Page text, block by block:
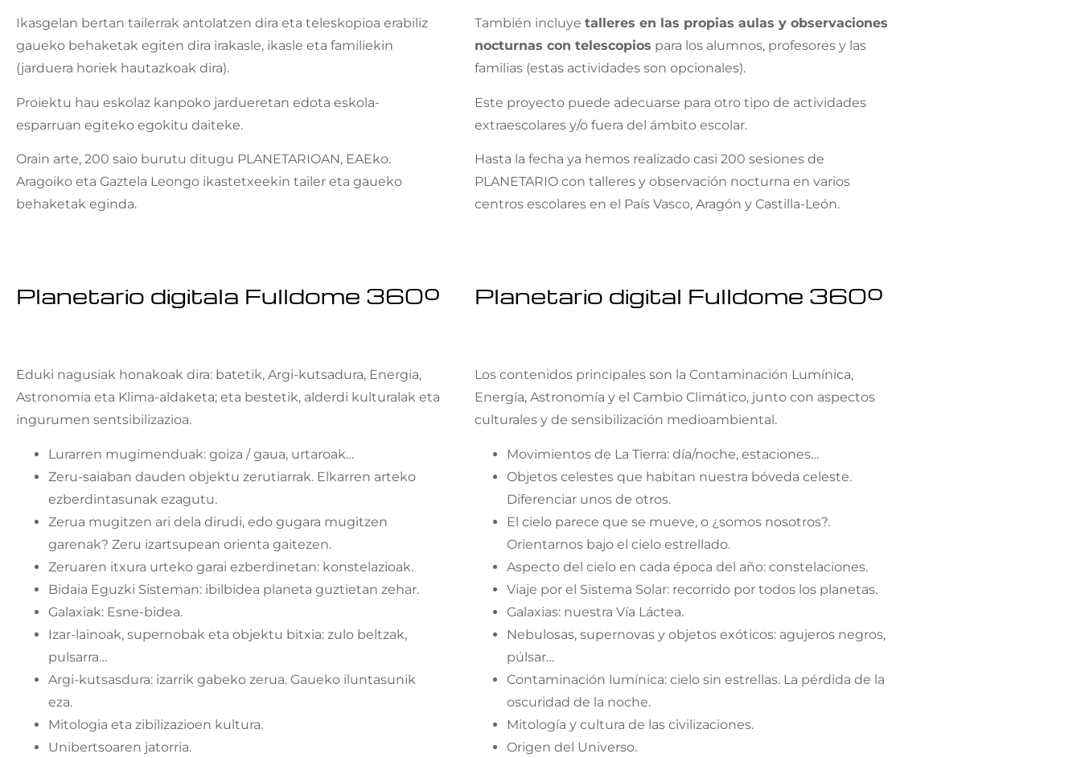
Ikasgelan bertan tailerrak antolatzen dira eta teleskopioa erabiliz
gaueko behaketak egiten dira irakasle, ikasle eta familiekin
(jarduera horiek hautazkoak dira).
Proiektu hau eskolaz kanpoko jardueretan edota eskola-
esparruan egiteko egokitu daiteke.
Orain arte, 200 saio burutu ditugu PLANETARIOAN, EAEko.
Aragoiko eta Gaztela Leongo ikastetxeekin tailer eta gaueko
behaketak eginda.
También incluye talleres en las propias aulas y observaciones
nocturnas con telescopios para los alumnos, profesores y las
familias (estas actividades son opcionales).
Este proyecto puede adecuarse para otro tipo de actividades
extraescolares y/o fuera del ámbito escolar.
Hasta la fecha ya hemos realizado casi 200 sesiones de
PLANETARIO con talleres y observación nocturna en varios
centros escolares en el País Vasco, Aragón y Castilla-León.
Planetario digitala Fulldome 360º Planetario digital Fulldome 360º
Eduki nagusiak honakoak dira: batetik, Argi-kutsadura, Energia,
Astronomia eta Klima-aldaketa; eta bestetik, alderdi kulturalak eta
ingurumen sentsibilizazioa.
Lurarren mugimenduak: goiza / gaua, urtaroak…
Zeru-saiaban dauden objektu zerutiarrak. Elkarren arteko
ezberdintasunak ezagutu.
Zerua mugitzen ari dela dirudi, edo gugara mugitzen
garenak? Zeru izartsupean orienta gaitezen.
Zeruaren itxura urteko garai ezberdinetan: konstelazioak.
Bidaia Eguzki Sisteman: ibilbidea planeta guztietan zehar.
Galaxiak: Esne-bidea.
Izar-lainoak, supernobak eta objektu bitxia: zulo beltzak,
pulsarra…
Argi-kutsasdura: izarrik gabeko zerua. Gaueko iluntasunik
eza.
Mitologia eta zibilizazioen kultura.
Unibertsoaren jatorria.
Los contenidos principales son la Contaminación Lumínica,
Energía, Astronomía y el Cambio Climático, junto con aspectos
culturales y de sensibilización medioambiental.
Movimientos de La Tierra: día/noche, estaciones…
Objetos celestes que habitan nuestra bóveda celeste.
Diferenciar unos de otros.
El cielo parece que se mueve, o ¿somos nosotros?.
Orientarnos bajo el cielo estrellado.
Aspecto del cielo en cada época del año: constelaciones.
Viaje por el Sistema Solar: recorrido por todos los planetas.
Galaxias: nuestra Vía Láctea.
Nebulosas, supernovas y objetos exóticos: agujeros negros,
púlsar…
Contaminación lumínica: cielo sin estrellas. La pérdida de la
oscuridad de la noche.
Mitología y cultura de las civilizaciones.
Origen del Universo.